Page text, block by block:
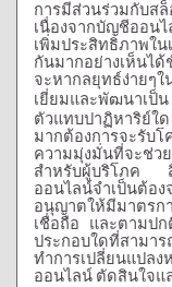
การมีส่วนร่วมกับส
เนื่องจากบัญชีออน
เพิ่มประสิทธิภาพใ
กันมากอย่างเห็นไ
จะหากลยุทธ์ง่ายๆใ
เยี่ยมและพัฒนาเป็น
ตัวแทบปาฏิหาริย์ใด
มากต้องการจะรับ
ความมุ่งมั่นที่จะช่วย
สำหรับผู้บริโภค
ออนไลน์จำเป็นต้อง
อนุญาตให้มีมาตรก
เชื่อถือ
และตามปก
ประกอบใดที่สามา
ทำการเปลี่ยนแปลง
ออนไลน์ ตัดสินใจแ